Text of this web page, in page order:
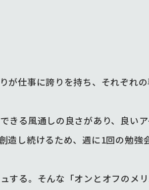
が仕事に誇りを持ち、それぞれ
きる風通しの良さがあり、良い
造し続けるため、週に1回の勉強
する。そんな「オンとオフのメ